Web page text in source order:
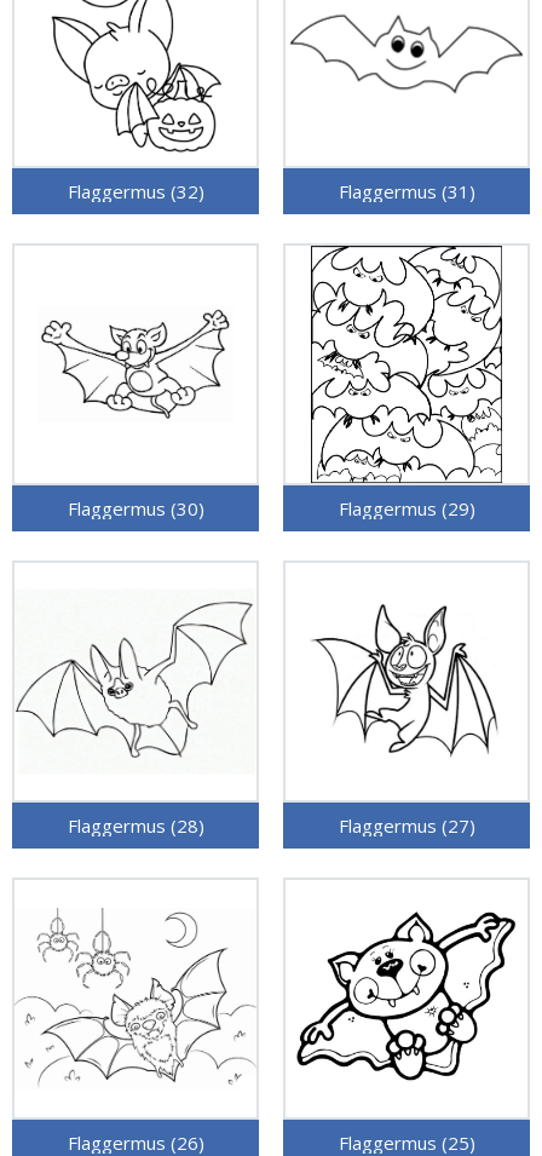
Flaggermus (32) Flaggermus (31)
Flaggermus (30) Flaggermus (29)
Flaggermus (28) Flaggermus (27)
Flaggermus (26) Flaggermus (25)